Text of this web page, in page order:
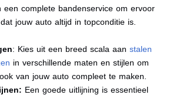
een complete bandenservice om ervoor
jouw auto altijd in topconditie is.
: Kies uit een breed scala aan stalen
in verschillende maten en stijlen om
van jouw auto compleet te maken.
Een goede uitlijning is essentieel